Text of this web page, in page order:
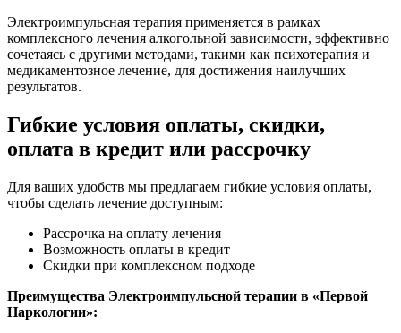
Электроимпульсная терапия применяется в рамках
комплексного лечения алкогольной зависимости, эффективно
сочетаясь с другими методами, такими как психотерапия и
медикаментозное лечение, для достижения наилучших
результатов.
Гибкие условия оплаты, скидки,
оплата в кредит или рассрочку
Для ваших удобств мы предлагаем гибкие условия оплаты,
чтобы сделать лечение доступным:
Рассрочка на оплату лечения
Возможность оплаты в кредит
Скидки при комплексном подходе
Преимущества Электроимпульсной терапии в «Первой
Наркологии»: